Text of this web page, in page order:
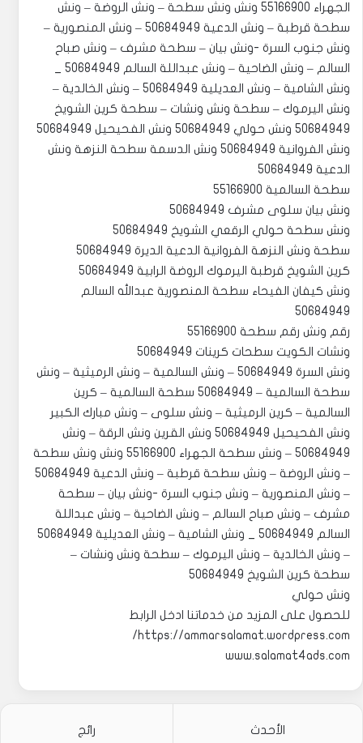
الجهراء 55166900 ونش ونش سطحة – ونش الروضة – ونش
سطحة قرطبة – ونش الدعية 50684949 – ونش المنصورية –
ونش جنوب السرة -ونش بيان – سطحة مشرف – ونش صباح
ونش الشامية – ونش العديلية 50684949 – ونش الخالدية –
ونش اليرموك – سطحة ونش ونشات – سطحة كرين الشويخ
50684949 ونش حولي 50684949 ونش الفحيحيل 50684949
ونش الفروانية 50684949 ونش الدسمة سطحة النزهة ونش
الدعية 50684949
سطحة السالمية 55166900
‏‎ونش كيفان الفيحاء سطحة المنصورية عبدالله السالم
50684949
رقم ونش رقم سطحة 55166900
‏‎ونش السرة 50684949 – ونش السالمية – ونش الرميثية – ونش
سطحة السالمية – 50684949 سطحة السالمية – كرين
السالمية – كرين الرميثية – ونش سلوى – ونش مبارك الكبير
ونش الفحيحيل 50684949 ونش القرين ونش الرقة – ونش
50684949 – ونش سطحة الجهراء 55166900 ونش ونش سطحة
– ونش الروضة – ونش سطحة قرطبة – ونش الدعية 50684949
– ونش المنصورية – ونش جنوب السرة -ونش بيان – سطحة
مشرف – ونش صباح السالم – ونش الضاحية – ونش عبداللة
السالم 50684949 _ ونش الشامية – ونش العديلية 50684949
– ونش الخالدية – ونش اليرموك – سطحة ونش ونشات –
سطحة كرين الشويخ 50684949
ونش حولي
للحصول على المزيد من خدماتنا ادخل الرابط
https://ammarsalamat.wordpress.com/
www.salamat4ads.com
الأحدث رائج